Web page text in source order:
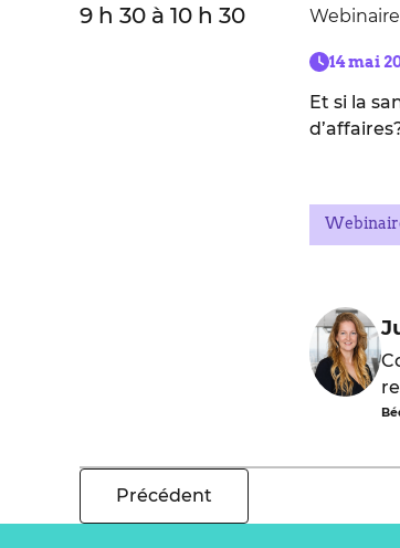
9 h 30 à 10 h 30
14 mai
Et si la
Précédent